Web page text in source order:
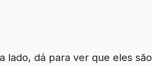
lado, dá para ver que eles são